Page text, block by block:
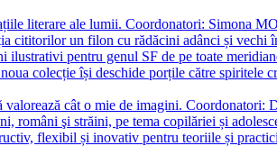
literare ale lumii. Coordonatori: Simona
cititorilor un filon cu rădăcini adânci și vechi
ilustrativi pentru genul SF de pe toate
colecție își deschide porțile către spiritele
valorează cât o mie de imagini.
români şi străini, pe tema copilăriei și
flexibil și inovativ pentru teoriile și